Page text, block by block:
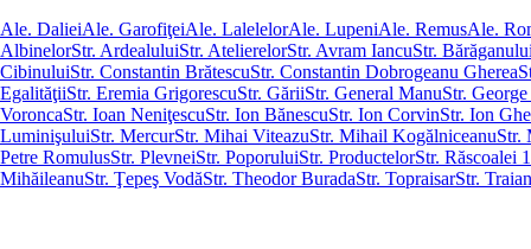
Ale. DalieiAle. GarofiţeiAle. LalelelorAle. LupeniAle. RemusAle.
AlbinelorStr. ArdealuluiStr. AtelierelorStr. Avram IancuStr.
CibinuluiStr. Constantin BrătescuStr. Constantin Dobrogeanu Gherea
EgalităţiiStr. Eremia GrigorescuStr. GăriiStr. General ManuStr.
VoroncaStr. Ioan NeniţescuStr. Ion BănescuStr. Ion CorvinStr. Ion
LuminişuluiStr. MercurStr. Mihai ViteazuStr. Mihail KogălniceanuStr.
Petre RomulusStr. PlevneiStr. PoporuluiStr. ProductelorStr. Răscoalei
MihăileanuStr. Ţepeş VodăStr. Theodor BuradaStr. TopraisarStr. Traian